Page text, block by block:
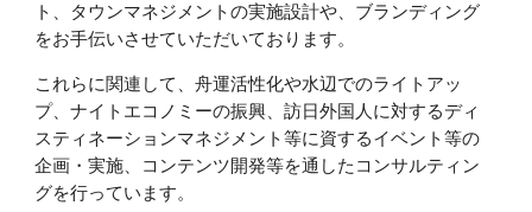
ト、タウンマネジメントの実施設計や、ブランディング
をお手伝いさせていただいております。
これらに関連して、舟運活性化や水辺でのライトアッ
プ、ナイトエコノミーの振興、訪日外国人に対するディ
スティネーションマネジメント等に資するイベント等の
企画・実施、コンテンツ開発等を通したコンサルティン
グを行っています。